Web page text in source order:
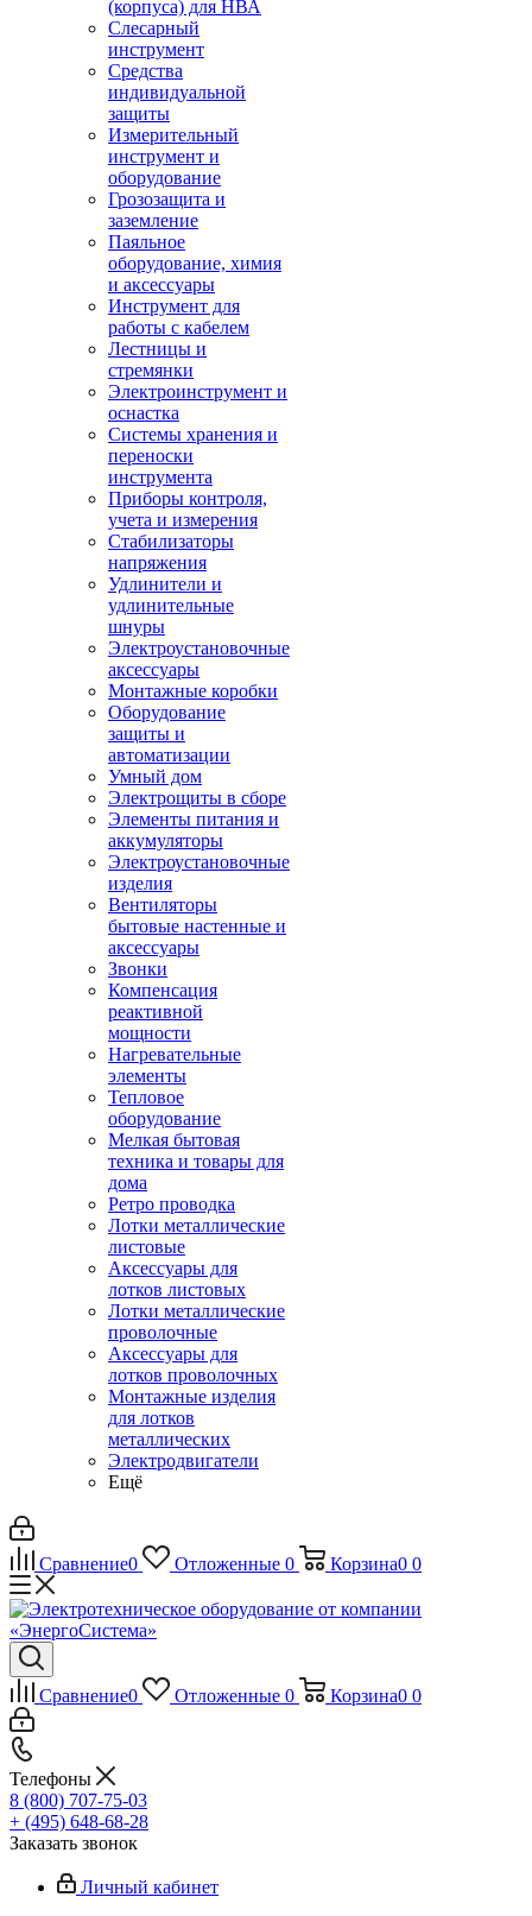
(корпуса) для НВА
Слесарный
инструмент
Средства
индивидуальной
защиты
Измерительный
инструмент и
оборудование
Грозозащита и
заземление
Паяльное
оборудование, химия
и аксессуары
Инструмент для
работы с кабелем
Лестницы и
стремянки
Электроинструмент и
оснастка
Системы хранения и
переноски
инструмента
Приборы контроля,
учета и измерения
Стабилизаторы
напряжения
Удлинители и
удлинительные
шнуры
Электроустановочные
аксессуары
Монтажные коробки
Оборудование
защиты и
автоматизации
Умный дом
Электрощиты в сборе
Элементы питания и
аккумуляторы
Электроустановочные
изделия
Вентиляторы
бытовые настенные и
аксессуары
Звонки
Компенсация
реактивной
мощности
Нагревательные
элементы
Тепловое
оборудование
Мелкая бытовая
техника и товары для
дома
Ретро проводка
Лотки металлические
листовые
Аксессуары для
лотков листовых
Лотки металлические
проволочные
Аксессуары для
лотков проволочных
Монтажные изделия
для лотков
металлических
Электродвигатели
Ещё
Сравнение0 Отложенные 0 Корзина0 0
Сравнение0 Отложенные 0 Корзина0 0
Телефоны
8 (800) 707-75-03
+ (495) 648-68-28
Заказать звонок
Личный кабинет